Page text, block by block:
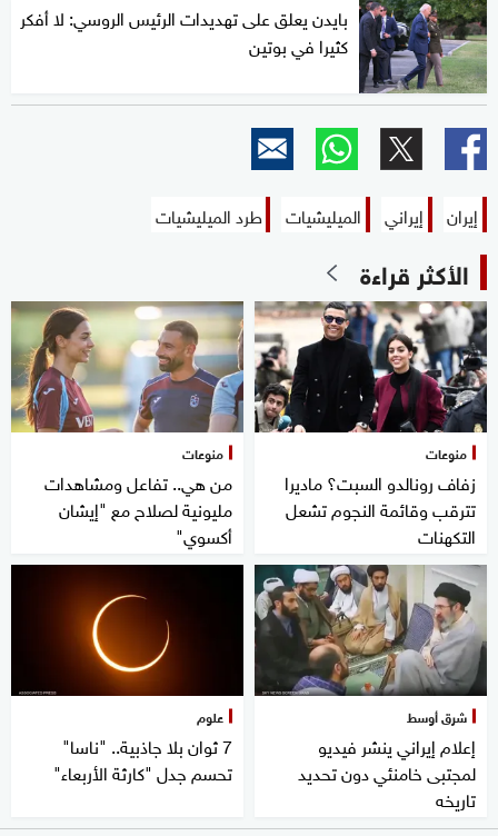
بايدن يعلق على تهديدات الرئيس الروسي: لا أفكر
كثيرا في بوتين
إيران إيراني الميليشيات طرد الميليشيات
الأكثر قراءة
منوعات
زفاف رونالدو السبت؟ ماديرا
تترقب وقائمة النجوم تشعل
التكهنات
منوعات
من هي.. تفاعل ومشاهدات
مليونية لصلاح مع "إيشان
أكسوي"
شرق أوسط
إعلام إيراني ينشر فيديو
لمجتبى خامنئي دون تحديد
تاريخه
علوم
7 ثوان بلا جاذبية.. "ناسا"
تحسم جدل "كارثة الأربعاء"